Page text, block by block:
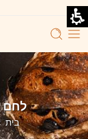
לחם
בית